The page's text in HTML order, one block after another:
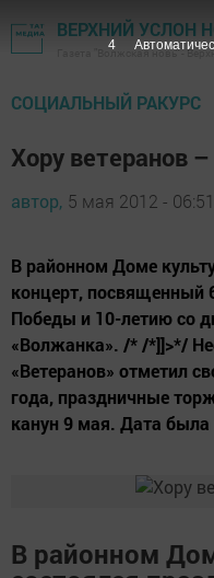
ВЕРХНИЙ УСЛОН
Газета "Волжская новь" -
СОЦИАЛЬНЫЙ РАКУРС
Хору ветеранов
автор, 5 мая 2012 - 06:51
В районном Доме
концерт, посвященный
Победы и 10-летию со
«Волжанка». /* /*]]>*/
«Ветеранов» отметил
года, праздничные
канун 9 мая. Дата
В районном
3